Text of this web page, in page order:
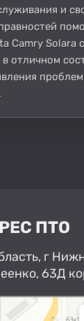
и
Camry Solara
отличном
ПТО
г
63Д
Нижний
Улица